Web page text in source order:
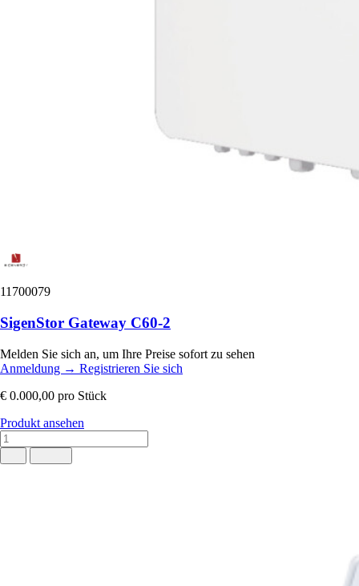
11700079
SigenStor Gateway C60-2
Melden Sie sich an, um Ihre Preise sofort zu sehen
Anmeldung → Registrieren Sie sich
€ 0.000,00 pro Stück
Produkt ansehen